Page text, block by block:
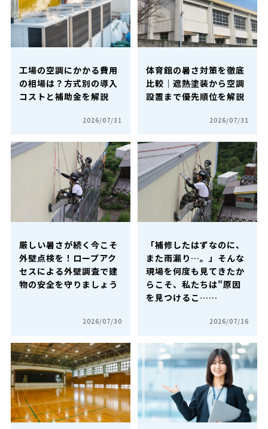
工場の空調にかかる費用
の相場は？方式別の導入
コストと補助金を解説
2026/07/31
体育館の暑さ対策を徹底
比較｜遮熱塗装から空調
設置まで優先順位を解説
2026/07/31
厳しい暑さが続く今こそ
外壁点検を！ロープアク
セスによる外壁調査で建
物の安全を守りましょう
2026/07/30
「補修したはずなのに、
また雨漏り…。」そんな
現場を何度も見てきたか
らこそ、私たちは"原因
を見つけるこ……
2026/07/16